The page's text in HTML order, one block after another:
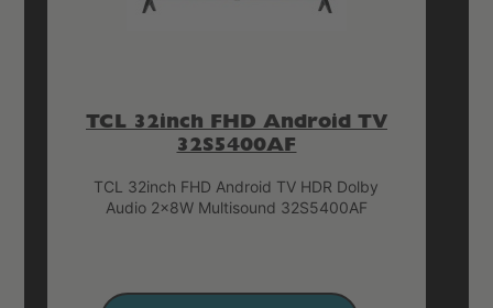
TCL 32inch FHD Android TV
32S5400AF
TCL 32inch FHD Android TV HDR Dolby
Audio 2x8W Multisound 32S5400AF